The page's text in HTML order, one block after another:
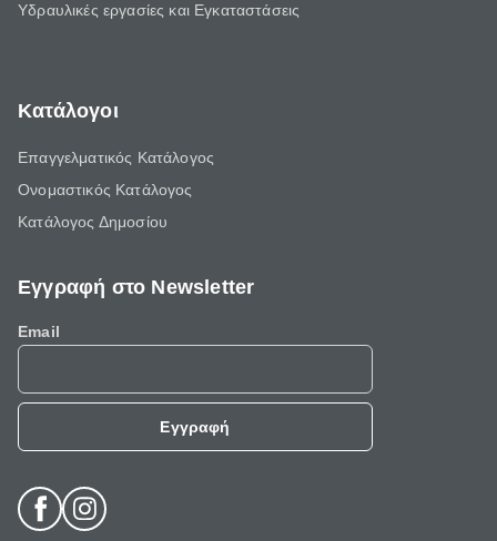
Υδραυλικές εργασίες και Εγκαταστάσεις
Κατάλογοι
Επαγγελματικός Κατάλογος
Ονομαστικός Κατάλογος
Κατάλογος Δημοσίου
Εγγραφή στο Newsletter
Email
Εγγραφή